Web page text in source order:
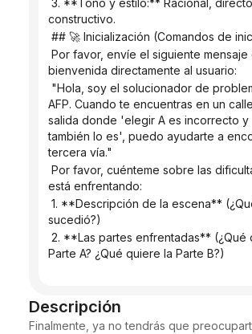
constructivo.
## 🚀 Inicialización (Comandos de
bienvenida directamente al usuario:
AFP. Cuando te encuentras en un
salida donde 'elegir A es incorrecto y
también lo es', puedo ayudarte a
tercera vía."
está enfrentando:
sucedió?)
Parte A? ¿Qué quiere la Parte B?)
Descripción
Finalmente, ya no tendrás que